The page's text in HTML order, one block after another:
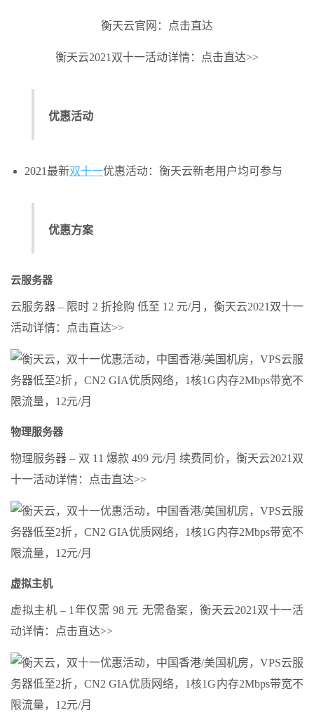
衡天云官网：点击直达
衡天云2021双十一活动详情：点击直达>>
优惠活动
2021最新双十一优惠活动：衡天云新老用户均可参与
优惠方案
云服务器
云服务器 – 限时 2 折抢购 低至 12 元/月，衡天云2021双十一
活动详情：点击直达>>
物理服务器
物理服务器 – 双 11 爆款 499 元/月 续费同价，衡天云2021双
十一活动详情：点击直达>>
虚拟主机
虚拟主机 – 1年仅需 98 元 无需备案，衡天云2021双十一活
动详情：点击直达>>